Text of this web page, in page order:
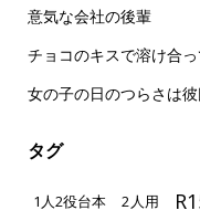
意気な会社の後輩
チョコのキスで溶け合
女の子の日のつらさは
タグ
1人2役台本 2人用